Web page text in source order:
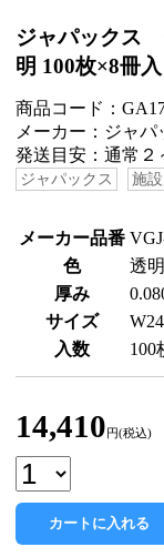
ジャパックス
明 100枚×8冊
商品コード：
メーカー：ジャ
発送目安：通常
ジャパックス 施
メーカー品番
色
透明
厚み
サイズ
入数
100
14,410 円(税込)